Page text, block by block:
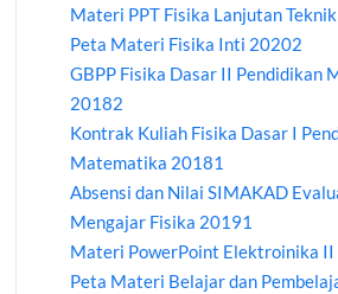
Materi PPT Fisika Lanjutan
Peta Materi Fisika Inti 20202
GBPP Fisika Dasar II Pendidikan
20182
Kontrak Kuliah Fisika Dasar I
Matematika 20181
Absensi dan Nilai SIMAKAD
Mengajar Fisika 20191
Materi PowerPoint Elektroinika
Peta Materi Belajar dan